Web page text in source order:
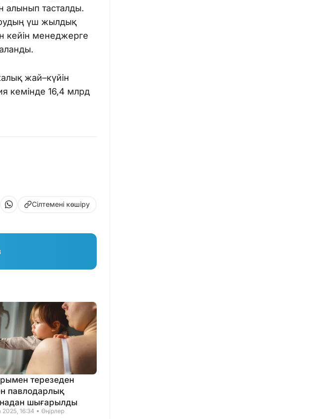
алынып тасталды.
үш жылдық
кейін менеджерге
жай–күйін
кемінде 16,4 млрд
Сілтемені көшіру
терезеден
павлодарлық
шығарылды
2025, 16:34 Өңірлер